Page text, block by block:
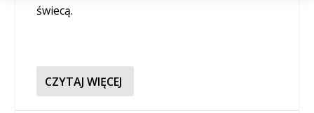
świecą.
CZYTAJ WIĘCEJ